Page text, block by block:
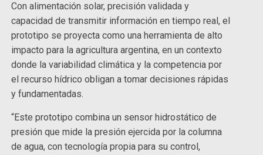
Con alimentación solar, precisión validada y
capacidad de transmitir información en tiempo real, el
prototipo se proyecta como una herramienta de alto
impacto para la agricultura argentina, en un contexto
donde la variabilidad climática y la competencia por
el recurso hídrico obligan a tomar decisiones rápidas
y fundamentadas.
“Este prototipo combina un sensor hidrostático de
presión que mide la presión ejercida por la columna
de agua, con tecnología propia para su control,